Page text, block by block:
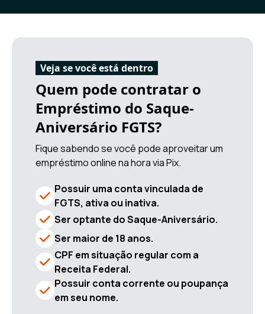
Veja se você está dentro
Quem pode contratar o
Empréstimo do Saque-
Aniversário FGTS?
Fique sabendo se você pode aproveitar um
empréstimo online na hora via Pix.
Possuir uma conta vinculada de
FGTS, ativa ou inativa.
Ser optante do Saque-Aniversário.
Ser maior de 18 anos.
CPF em situação regular com a
Receita Federal.
Possuir conta corrente ou poupança
em seu nome.